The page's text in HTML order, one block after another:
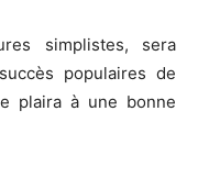
simplistes, sera
populaires de
plaira à une bonne